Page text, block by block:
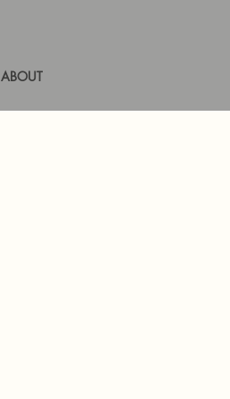
ABOUT